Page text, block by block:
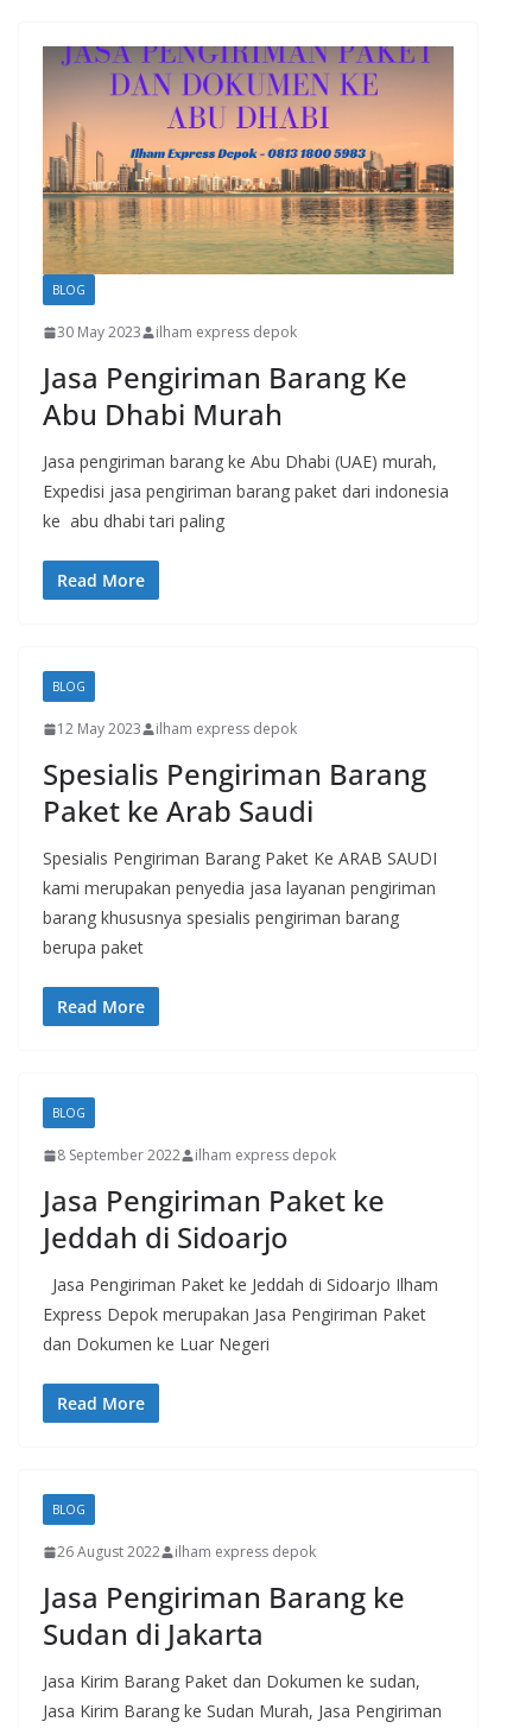
BLOG
30 May 2023 ilham express depok
Jasa Pengiriman Barang Ke
Abu Dhabi Murah
Jasa pengiriman barang ke Abu Dhabi (UAE) murah,
Expedisi jasa pengiriman barang paket dari indonesia
ke abu dhabi tari paling
Read More
BLOG
12 May 2023 ilham express depok
Spesialis Pengiriman Barang
Paket ke Arab Saudi
Spesialis Pengiriman Barang Paket Ke ARAB SAUDI
kami merupakan penyedia jasa layanan pengiriman
barang khususnya spesialis pengiriman barang
berupa paket
Read More
BLOG
8 September 2022 ilham express depok
Jasa Pengiriman Paket ke
Jeddah di Sidoarjo
Jasa Pengiriman Paket ke Jeddah di Sidoarjo Ilham
Express Depok merupakan Jasa Pengiriman Paket
dan Dokumen ke Luar Negeri
Read More
BLOG
26 August 2022 ilham express depok
Jasa Pengiriman Barang ke
Sudan di Jakarta
Jasa Kirim Barang Paket dan Dokumen ke sudan,
Jasa Kirim Barang ke Sudan Murah, Jasa Pengiriman